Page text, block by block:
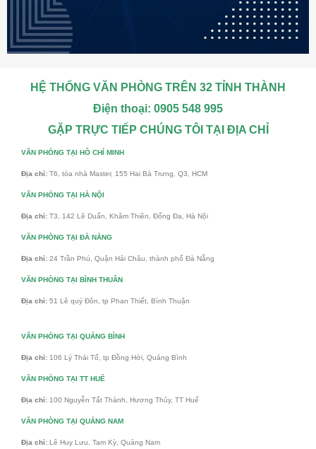
HỆ THỐNG VĂN PHÒNG TRÊN 32 TỈNH THÀNH
Điện thoại: 0905 548 995
GẶP TRỰC TIẾP CHÚNG TÔI TẠI ĐỊA CHỈ
VĂN PHÒNG TẠI HỒ CHÍ MINH
Địa chỉ: T6, tòa nhà Master, 155 Hai Bà Trưng, Q3, HCM
VĂN PHÒNG TẠI HÀ NỘI
Địa chỉ: T3, 142 Lê Duẩn, Khâm Thiên, Đống Đa, Hà Nội
VĂN PHÒNG TẠI ĐÀ NẴNG
Địa chỉ: 24 Trần Phú, Quận Hải Châu, thành phố Đà Nẵng
VĂN PHÒNG TẠI BÌNH THUÂN
Địa chỉ: 51 Lê quý Đôn, tp Phan Thiết, Bình Thuận
VĂN PHÒNG TẠI QUẢNG BÌNH
Địa chỉ: 106 Lý Thái Tổ, tp Đồng Hới, Quảng Bình
VĂN PHÒNG TẠI TT HUẾ
Địa chỉ: 100 Nguyễn Tất Thành, Hương Thủy, TT Huế
VĂN PHÒNG TẠI QUẢNG NAM
Địa chỉ: Lê Huy Lưu, Tam Kỳ, Quảng Nam